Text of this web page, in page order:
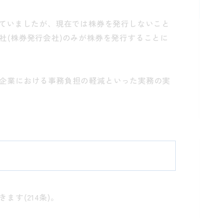
いましたが、現在では株券を発行しないこと
(株券発行会社)のみが株券を発行することに
業における事務負担の軽減といった実務の実
す(214条)。